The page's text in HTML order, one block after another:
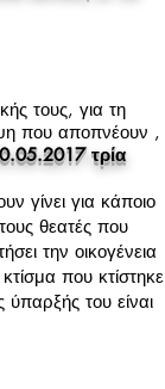
τους, για τη
που αποπνέουν ,
τρία
γίνει για κάποιο
θεατές που
την οικογένεια
που κτίστηκε
ύπαρξής του είναι